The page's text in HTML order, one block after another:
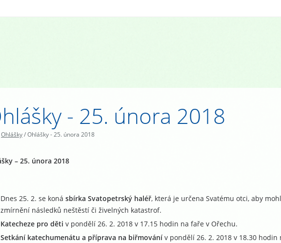
- 25. února 2018
Ohlášky/Ohlášky - 25. února 2018
– 25. února 2018
Dnes 25. 2. se koná sbírka Svatopetrský haléř, která je určena Svatému otci, aby
zmírnění následků neštěstí či živelných katastrof.
Katecheze pro děti v pondělí 26. 2. 2018 v 17.15 hodin na faře v Ořechu.
Setkání katechumenátu a příprava na biřmovánív pondělí 26. 2. 2018 v 18.30 hodin